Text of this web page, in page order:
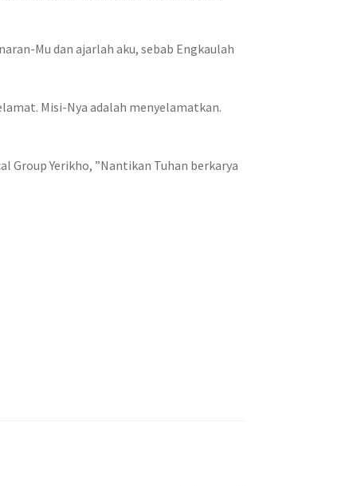
Mu dan ajarlah aku, sebab Engkaulah
Misi-Nya adalah menyelamatkan.
Group Yerikho, ”Nantikan Tuhan berkarya